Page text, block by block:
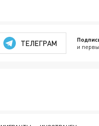
ТЕЛЕГРАМ и